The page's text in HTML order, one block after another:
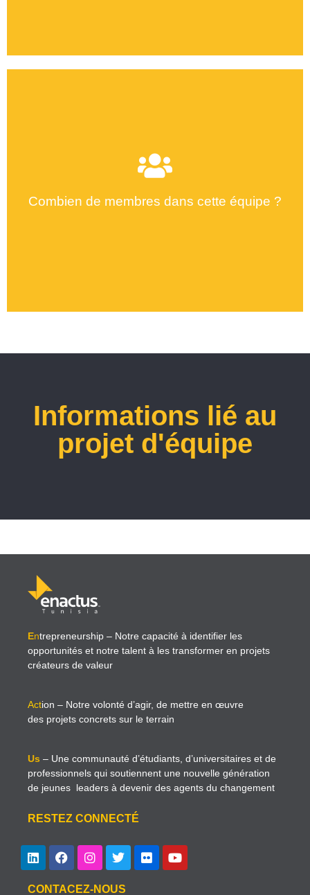
Combien de membres dans cette équipe ?
Informations lié au
projet d'équipe
Entrepreneurship – Notre capacité à identifier les
opportunités et notre talent à les transformer en projets
créateurs de valeur
Action – Notre volonté d’agir, de mettre en œuvre
des projets concrets sur le terrain
Us – Une communauté d’étudiants, d’universitaires et de
professionnels qui soutiennent une nouvelle génération
de jeunes leaders à devenir des agents du changement
RESTEZ CONNECTÉ
CONTACEZ-NOUS